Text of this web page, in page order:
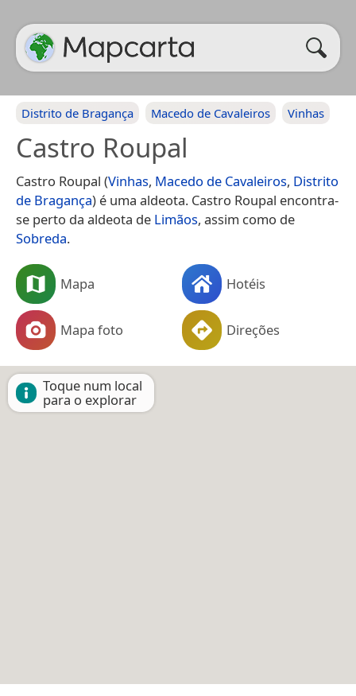
Distrito de Bragança Macedo de Cavaleiros Vinhas
Castro Roupal
Castro Roupal (Vinhas, Macedo de Cavaleiros, Distrito
de Bragança) é uma aldeota. Castro Roupal encontra-
se perto da aldeota de Limãos, assim como de
Sobreda.
Mapa Hotéis
Mapa foto Direções
Toque num local
para o explorar